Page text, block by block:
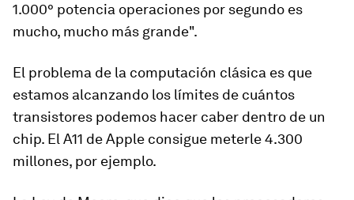
1.000° potencia operaciones por segundo es
mucho, mucho más grande".
El problema de la computación clásica es que
estamos alcanzando los límites de cuántos
transistores podemos hacer caber dentro de un
chip. El A11 de Apple consigue meterle 4.300
millones, por ejemplo.